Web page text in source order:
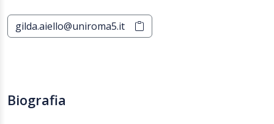
gilda.aiello@uniroma5.it
Biografia